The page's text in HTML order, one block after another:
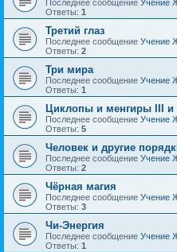
Последнее сообщение Учение
Ответы: 1
Третий глаз
Последнее сообщение Учение
Ответы: 2
Три мира
Последнее сообщение Учение
Ответы: 1
Циклопы и менгиры III и
Последнее сообщение Учение
Ответы: 5
Человек и другие
Последнее сообщение Учение
Ответы: 2
Чёрная магия
Последнее сообщение Учение
Ответы: 3
Чи-Энергия
Последнее сообщение Учение
Ответы: 1